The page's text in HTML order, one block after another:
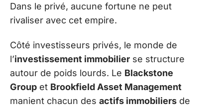
Dans le privé, aucune fortune ne peut
rivaliser avec cet empire.
Côté investisseurs privés, le monde de
l’investissement immobilier se structure
autour de poids lourds. Le Blackstone
Group et Brookfield Asset Management
manient chacun des actifs immobiliers de